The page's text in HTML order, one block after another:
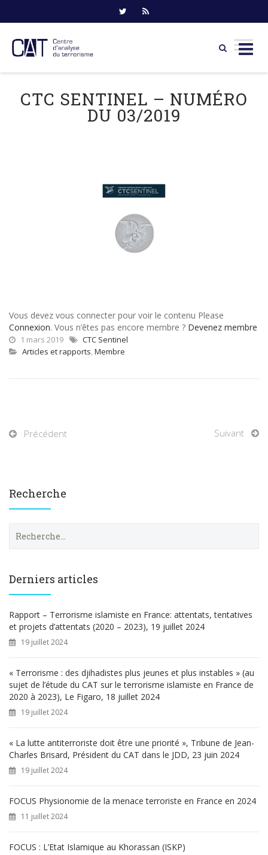
content
CTC SENTINEL – NUMÉRO
DU 03/2019
Vous devez vous connecter pour voir le contenu Please
Connexion. Vous n’êtes pas encore membre ? Devenez membre
1 mars 2019
CTC Sentinel
Articles et rapports, Membre
Précédent Suivant
Recherche
e
h
e
r
Derniers articles
Rapport – Terrorisme islamiste en France: attentats, tentatives
et projets d’attentats (2020 – 2023), 19 juillet 2024
19 juillet 2024
« Terrorisme : des djihadistes plus jeunes et plus instables » (au
sujet de l’étude du CAT sur le terrorisme islamiste en France de
2020 à 2023), Le Figaro, 18 juillet 2024
19 juillet 2024
« La lutte antiterroriste doit être une priorité », Tribune de Jean-
Charles Brisard, Président du CAT dans le JDD, 23 juin 2024
19 juillet 2024
FOCUS Physionomie de la menace terroriste en France en 2024
11 juillet 2024
FOCUS : L’Etat Islamique au Khorassan (ISKP)